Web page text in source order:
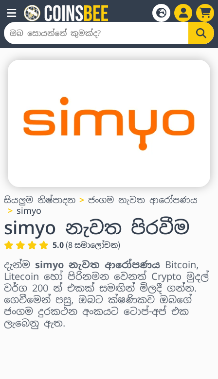
සියලුම නිෂ්පාදන
ජංගම නැවත ආරෝපණය
simyo
simyo නැවත පිරවීම
5.0 (8සමාලෝචන)
දැන්ම simyo නැවත ආරෝපණය Bitcoin,
Litecoin හෝ පිරිනමන වෙනත් Crypto මුදල්
වර්ග 200 න් එකක් සමඟින් මිලදී ගන්න.
ගෙවීමෙන් පසු, ඔබට ක්ෂණිකව ඔබගේ
ජංගම දුරකථන අංකයට ටොප්-අප් එක
ලැබෙනු ඇත.